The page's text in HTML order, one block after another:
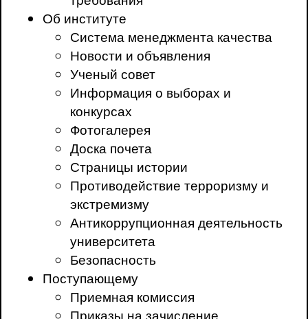
Об институте
Система менеджмента качества
Новости и объявления
Ученый совет
Информация о выборах и
конкурсах
Фотогалерея
Доска почета
Страницы истории
Противодействие терроризму и
экстремизму
Антикоррупционная деятельность
университета
Безопасность
Поступающему
Приемная комиссия
Приказы на зачисление